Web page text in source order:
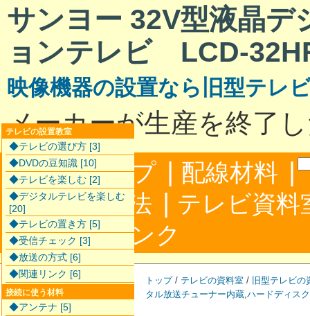
サンヨー 32V型液晶デ
ョンテレビ LCD-
映像機器の設置なら旧型テレ
メーカーが生産を終了
サイトマップ | 配線材料 |
配線接続方法 | テレビ資料
合わせ|リンク
トップ/ テレビの資料室 / 旧型テレビの
タル放送チューナー内蔵,ハードディス
テレビの設置教室
◆テレビの選び方 [3]
◆DVDの豆知識 [10]
◆テレビを楽しむ [2]
◆デジタルテレビを楽しむ
[20]
◆テレビの置き方 [5]
◆受信チェック [3]
◆放送の方式 [6]
◆関連リンク [6]
接続に使う材料
◆アンテナ [5]